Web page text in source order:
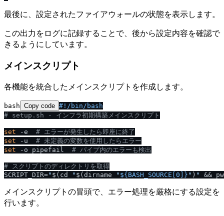
最後に、設定されたファイアウォールの状態を表示します。
この出力をログに記録することで、後から設定内容を確認で
きるようにしています。
メインスクリプト
各機能を統合したメインスクリプトを作成します。
bash Copy code #! / bin/ bash
# setup.sh - インフラ初期構築メインスクリプト
set -e # エラーが発生したら即座に終了
set -u # 未定義の変数を使用したらエラー
set -o pipefail # パイプ内のエラーも検出
# スクリプトのディレクトリを取得
SCRIPT_DIR=" $(cd " $(dirname " ${BASH_SOURCE[0]} " ) " &&
メインスクリプトの冒頭で、エラー処理を厳格にする設定を
行います。